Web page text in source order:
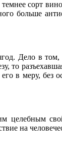
сорт
больше
Дело в
то
в меру, без
целебным
на